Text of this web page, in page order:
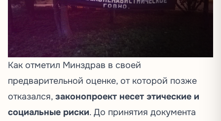
Как отметил Минздрав в своей
предварительной оценке, от которой позже
отказался, законопроект несет этические и
социальные риски. До принятия документа